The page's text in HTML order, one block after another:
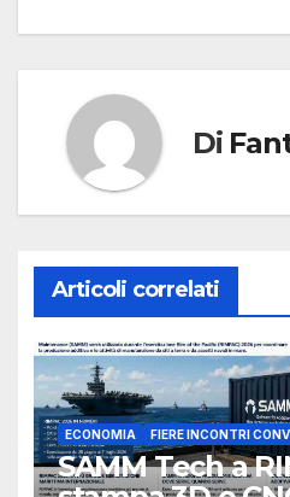
Di
Articoli correlati
ECONOMIA FIERE INCONTRI
SAMM Tech a